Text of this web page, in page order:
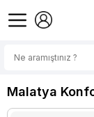
Malatya